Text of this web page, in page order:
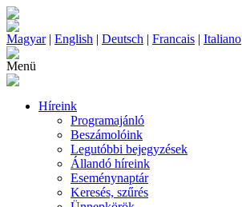
Magyar| English | Deutsch | Francais | Italiano
Menü
Híreink
Programajánló
Beszámolóink
Legutóbbi bejegyzések
Állandó híreink
Eseménynaptár
Keresés, szűrés